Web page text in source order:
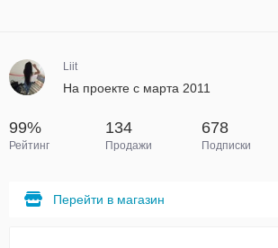
Liit
На проекте с марта 2011
99%
Рейтинг
134
Продажи
678
Подписки
Перейти в магазин